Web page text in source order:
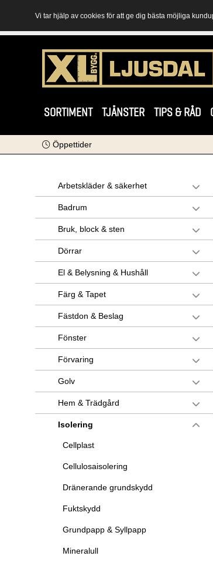
Vi tar hjälp av cookies för att ge dig bästa möjliga
SORTIMENT TJÄNSTER TIPS & RÅD
Öppettider
Arbetskläder & säkerhet
Badrum
Bruk, block & sten
Dörrar
El & Belysning & Hushåll
Färg & Tapet
Fästdon & Beslag
Fönster
Förvaring
Golv
Hem & Trädgård
Isolering
Cellplast
Cellulosaisolering
Dränerande grundskydd
Fuktskydd
Grundpapp & Syllpapp
Mineralull